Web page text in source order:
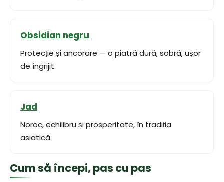
Obsidian negru
Protecție și ancorare — o piatră dură, sobră, ușor
de îngrijit.
Jad
Noroc, echilibru și prosperitate, în tradiția
asiatică.
Cum să începi, pas cu pas